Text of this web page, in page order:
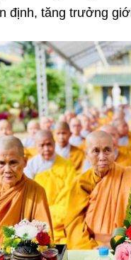
định, tăng trưởng